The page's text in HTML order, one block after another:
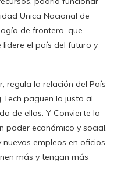
Unica Nacional de
de frontera, que
el país del futuro y
regula la relación del País
Tech paguen lo justo al
de ellas. Y Convierte la
poder económico y social.
empleos en oficios
más y tengan más